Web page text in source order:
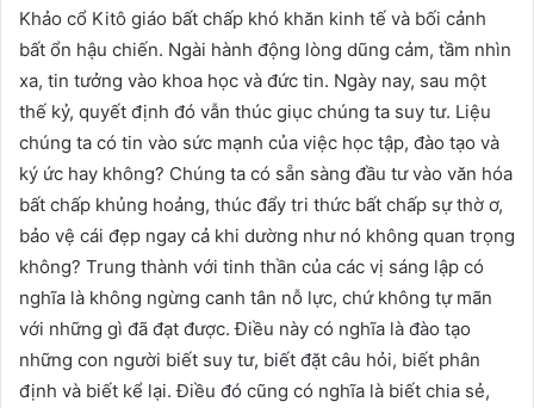
Khảo cổ Kitô giáo bất chấp khó khăn kinh tế và bối cảnh
bất ổn hậu chiến. Ngài hành động lòng dũng cảm, tầm nhìn
xa, tin tưởng vào khoa học và đức tin. Ngày nay, sau một
thế kỷ, quyết định đó vẫn thúc giục chúng ta suy tư. Liệu
chúng ta có tin vào sức mạnh của việc học tập, đào tạo và
ký ức hay không? Chúng ta có sẵn sàng đầu tư vào văn hóa
bất chấp khủng hoảng, thúc đẩy tri thức bất chấp sự thờ ơ,
bảo vệ cái đẹp ngay cả khi dường như nó không quan trọng
không? Trung thành với tinh thần của các vị sáng lập có
nghĩa là không ngừng canh tân nỗ lực, chứ không tự mãn
với những gì đã đạt được. Điều này có nghĩa là đào tạo
những con người biết suy tư, biết đặt câu hỏi, biết phân
định và biết kể lại. Điều đó cũng có nghĩa là biết chia sẻ,